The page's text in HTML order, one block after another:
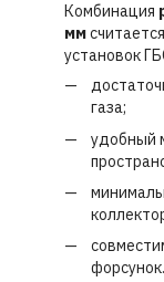
Комбинация
мм
установок
газа;
удобный
форсунок.